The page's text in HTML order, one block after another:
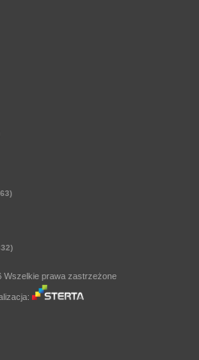
Wszelkie prawa zastrzeżone